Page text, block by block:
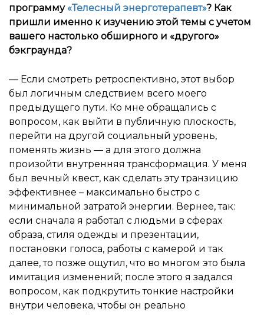
программу «Телесный энерготерапевт»? Как
пришли именно к изучению этой темы с учетом
вашего настолько обширного и «другого»
бэкграунда?
— Если смотреть ретроспективно, этот выбор
был логичным следствием всего моего
предыдущего пути. Ко мне обращались с
вопросом, как выйти в публичную плоскость,
перейти на другой социальный уровень,
поменять жизнь — а для этого должна
произойти внутренняя трансформация. У меня
был вечный квест, как сделать эту транзицию
эффективнее – максимально быстро с
минимальной затратой энергии. Вернее, так:
если сначала я работал с людьми в сферах
образа, стиля одежды и презентации,
постановки голоса, работы с камерой и так
далее, то позже ощутил, что во многом это была
имитация изменений; после этого я задался
вопросом, как подкрутить тонкие настройки
внутри человека, чтобы он реально